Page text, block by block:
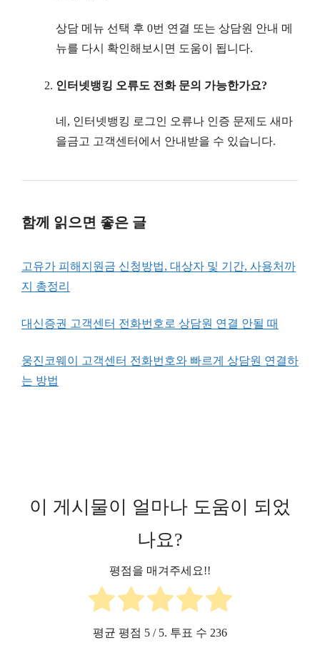
상담 메뉴 선택 후 0번 연결 또는 상담원 안내 메
뉴를 다시 확인해보시면 도움이 됩니다.
인터넷뱅킹 오류도 전화 문의 가능한가요?
네, 인터넷뱅킹 로그인 오류나 인증 문제도 새마
을금고 고객센터에서 안내받을 수 있습니다.
함께 읽으면 좋은 글
고유가 피해지원금 신청방법, 대상자 및 기간, 사용처까
지 총정리
대신증권 고객센터 전화번호로 상담원 연결 안될 때
웅진코웨이 고객센터 전화번호와 빠르게 상담원 연결하
는 방법
이 게시물이 얼마나 도움이 되었
나요?
평점을 매겨주세요!!
평균 평점 5 / 5. 투표 수 236